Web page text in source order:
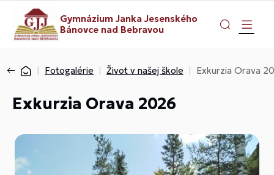
Gymnázium Janka Jesenského
Bánovce nad Bebravou
Fotogalérie Život v našej škole Exkurzia Orava
Exkurzia Orava 2026